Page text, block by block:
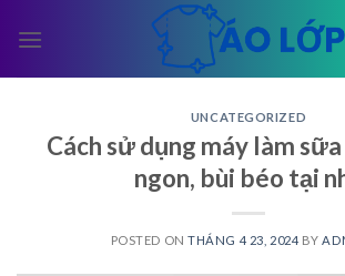
UNCATEGORIZED
Cách sử dụng máy làm
ngon, bùi béo tại
POSTED ONTHÁNG 4 23, 2024 BY